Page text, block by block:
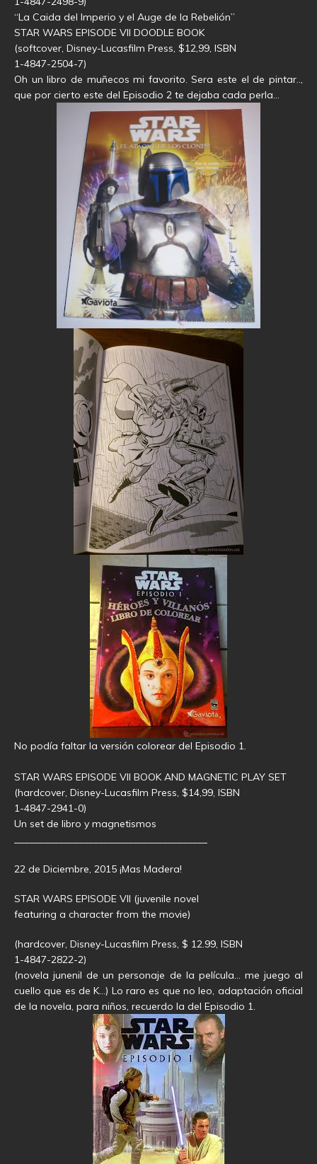
“La Caida del Imperio y el Auge de la Rebelión”
STAR WARS EPISODE VII DOODLE BOOK
(softcover, Disney-Lucasfilm Press, $12,99, ISBN
1-4847-2504-7)
Oh un libro de muñecos mi favorito. Sera este el de pintar..,
que por cierto este del Episodio 2 te dejaba cada perla…
No podía faltar la versión colorear del Episodio 1.
STAR WARS EPISODE VII BOOK AND MAGNETIC PLAY SET
(hardcover, Disney-Lucasfilm Press, $14,99, ISBN
1-4847-2941-0)
Un set de libro y magnetismos
22 de Diciembre, 2015 ¡Mas Madera!
STAR WARS EPISODE VII (juvenile novel
featuring a character from the movie)
(hardcover, Disney-Lucasfilm Press, $ 12.99, ISBN
1-4847-2822-2)
(novela junenil de un personaje de la película… me juego al
cuello que es de K…) Lo raro es que no leo, adaptación oficial
de la novela, para niños, recuerdo la del Episodio 1.